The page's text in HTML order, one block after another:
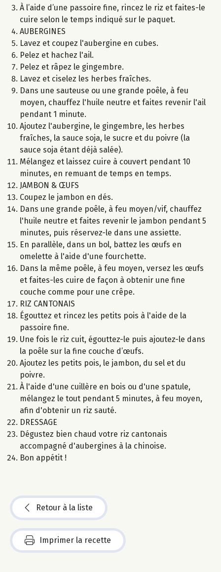
À l’aide d’une passoire fine, rincez le riz et faites-le
cuire selon le temps indiqué sur le paquet.
AUBERGINES
Lavez et coupez l'aubergine en cubes.
Pelez et hachez l'ail.
Pelez et râpez le gingembre.
Lavez et ciselez les herbes fraîches.
Dans une sauteuse ou une grande poêle, à feu
moyen, chauffez l'huile neutre et faites revenir l'ail
pendant 1 minute.
Ajoutez l'aubergine, le gingembre, les herbes
fraîches, la sauce soja, le sucre et du poivre (la
sauce soja étant déjà salée).
Mélangez et laissez cuire à couvert pendant 10
minutes, en remuant de temps en temps.
JAMBON & ŒUFS
Coupez le jambon en dés.
Dans une grande poêle, à feu moyen/vif, chauffez
l'huile neutre et faites revenir le jambon pendant 5
minutes, puis réservez-le dans une assiette.
En parallèle, dans un bol, battez les œufs en
omelette à l'aide d'une fourchette.
Dans la même poêle, à feu moyen, versez les œufs
et faites-les cuire de façon à obtenir une fine
couche comme pour une crêpe.
RIZ CANTONAIS
Égouttez et rincez les petits pois à l'aide de la
passoire fine.
Une fois le riz cuit, égouttez-le puis ajoutez-le dans
la poêle sur la fine couche d’œufs.
Ajoutez les petits pois, le jambon, du sel et du
poivre.
À l'aide d'une cuillère en bois ou d'une spatule,
mélangez le tout pendant 5 minutes, à feu moyen,
afin d'obtenir un riz sauté.
DRESSAGE
Dégustez bien chaud votre riz cantonais
accompagné d'aubergines à la chinoise.
Bon appétit !
Retour à la liste
Imprimer la recette